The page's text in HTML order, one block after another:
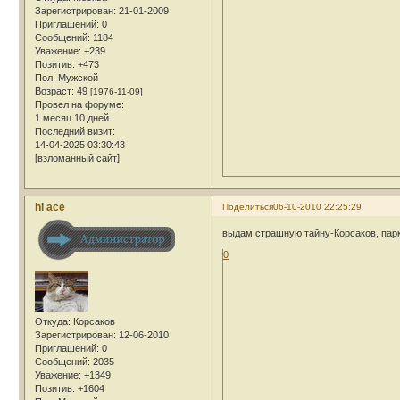
Зарегистрирован: 21-01-2009
Приглашений: 0
Сообщений: 1184
Уважение: +239
Позитив: +473
Пол: Мужской
Возраст: 49 [1976-11-09]
Провел на форуме:
1 месяц 10 дней
Последний визит:
14-04-2025 03:30:43
[взломанный сайт]
Поделиться06-10-2010 22:25:29
hi ace
Откуда: Корсаков
Зарегистрирован: 12-06-2010
Приглашений: 0
Сообщений: 2035
Уважение: +1349
Позитив: +1604
выдам страшную тайну-Корсаков,
0